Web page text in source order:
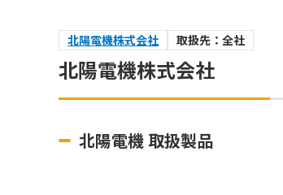
カタログ・技術資料
エリア別おすすめ製品
北陽電機株式会社 取扱先：全社
北陽電機株式会社
北陽電機 取扱製品